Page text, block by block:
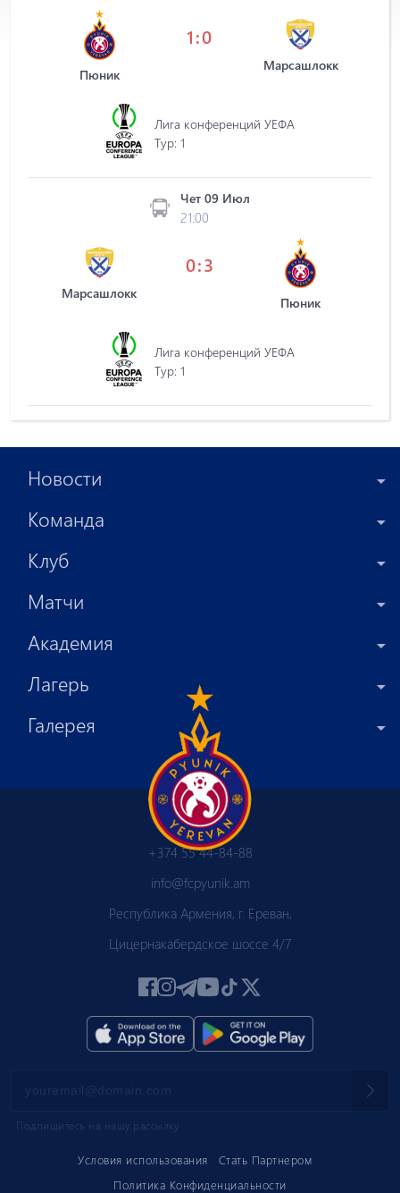
Пюник
1:0
Марсашлокк
Лига конференций УЕФА
Tур: 1
Чет 09 Июл
21:00
Марсашлокк
0:3
Пюник
Лига конференций УЕФА
Tур: 1
Новости
Команда
Клуб
Матчи
Академия
Лагерь
Галерея
Условия использования
Стать Партнером
Политика Конфиденциальности
+374 55 44-84-88
info@fcpyunik.am
Республика Армения, г. Ереван,
Цицернакабердское шоссе 4/7
Подпишитесь на нашу рассылку